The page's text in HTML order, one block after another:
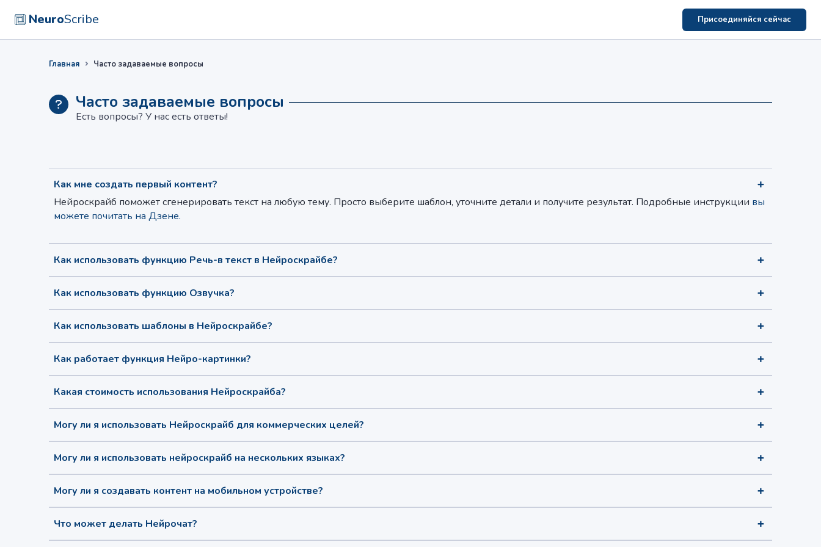
NeuroScribe Присоединяйся сейчас
Главная Часто задаваемые вопросы
Часто задаваемые вопросы
Есть вопросы? У нас есть ответы!
Как мне создать первый контент?
Нейроскрайб поможет сгенерировать текст на любую тему. Просто выберите шаблон, уточните детали и получите результат. Подробные инструкции вы
можете почитать на Дзене.
Как использовать функцию Речь-в текст в Нейроскрайбе?
Как использовать функцию Озвучка?
Как использовать шаблоны в Нейроскрайбе?
Как работает функция Нейро-картинки?
Какая стоимость использования Нейроскрайба?
Могу ли я использовать Нейроскрайб для коммерческих целей?
Могу ли я использовать нейроскрайб на нескольких языках?
Могу ли я создавать контент на мобильном устройстве?
Что может делать Нейрочат?